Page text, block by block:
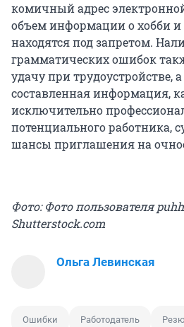
комичный адрес
объем информации о хобби и
находятся под запретом.
грамматических ошибок
удачу при трудоустройстве,
составленная информация,
исключительно
потенциального работника,
шансы приглашения на
Фото: Фото пользователя
Shutterstock.com
Ольга Левинская
Ошибки Работодатель